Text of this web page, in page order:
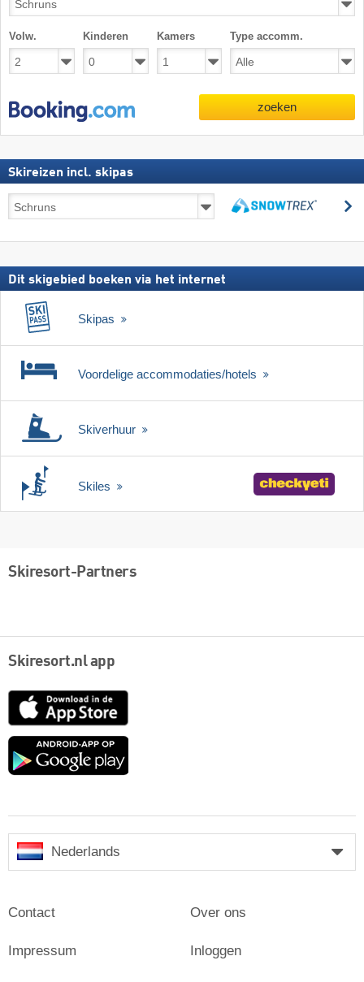
Volw. Kinderen Kamers Type accomm.
zoeken
Skireizen incl. skipas
Skireizen
incl.
Dit skigebied boeken via het internet
Skipas
Voordelige accommodaties/hotels
Skiverhuur
Skiles
Skiresort-Partners
Skiresort.nl app
App
Google
Nederlands
Contact
Impressum
Over ons
Inloggen